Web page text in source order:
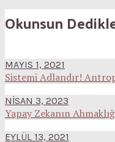
Okunsun
MAYIS 1, 2021
Sistemi Adlandır!
NISAN 3, 2023
Yapay Zekanın
EYLÜL 13, 2021